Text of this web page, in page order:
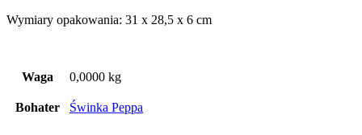
Wymiary opakowania: 31 x 28,5 x 6 cm
Waga 0,0000 kg
Bohater Świnka Peppa